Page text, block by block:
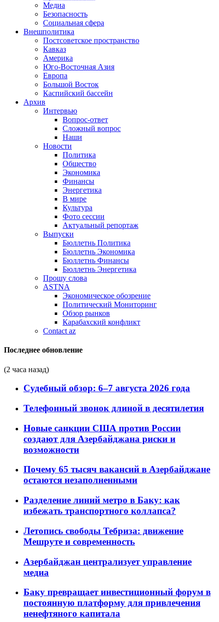
Медиа
Безопасность
Социальная сфера
Внешполитика
Постсоветское пространство
Кавказ
Америка
Юго-Восточная Азия
Европа
Большой Восток
Каспийский бассейн
Архив
Интервью
Вопрос-ответ
Сложный вопрос
Наши
Новости
Политика
Общество
Экономика
Финансы
Энергетика
В мире
Культура
Фото сессии
Актуальный репортаж
Выпуски
Бюллетнь Политика
Бюллетнь Экономика
Бюллетнь Финансы
Бюллетнь Энергетика
Прошу слова
ASTNA
Экономическое обозрение
Политический Мониторинг
Обзор рынков
Карабахский конфликт
Contact az
Последнее обновление
(2 часа назад)
Судебный обзор: 6–7 августа 2026 года
Телефонный звонок длиной в десятилетия
Новые санкции США против России
создают для Азербайджана риски и
возможности
Почему 65 тысяч вакансий в Азербайджане
остаются незаполненными
Разделение линий метро в Баку: как
избежать транспортного коллапса?
Летопись свободы Тебриза: движение
Мешруте и современность
Азербайджан централизует управление
медиа
Баку превращает инвестиционный форум в
постоянную платформу для привлечения
ненефтяного капитала